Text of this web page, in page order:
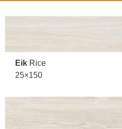
Eik Rice
25×150